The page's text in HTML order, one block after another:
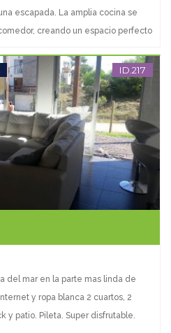
escapada. La amplia cocina se
creando un espacio perfecto
disfrutar de un lavarropas, heladera
acceso a WIFI prepago. Además,
prepago para tus momentos de
la cocina y en los dormitorios
asegurando que tu
No dejes pasar la oportunidad de
o tu refugio vacacional. ¡Consulta
a vivir la experiencia de
ID.217
del mar en la parte mas linda de
y ropa blanca 2 cuartos, 2
y patio. Pileta. Super disfrutable.